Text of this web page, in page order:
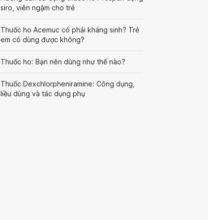
siro, viên ngậm cho trẻ
Thuốc ho Acemuc có phải kháng sinh? Trẻ
em có dùng được không?
Thuốc ho: Bạn nên dùng như thế nào?
Thuốc Dexchlorpheniramine: Công dụng,
liều dùng và tác dụng phụ